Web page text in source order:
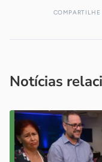
COMPARTILHE
Notícias